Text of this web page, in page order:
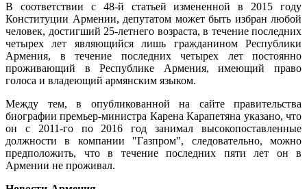
В соответствии с 48-й статьей измененной в 2015 году
Конституции Армении, депутатом может быть избран любой
человек, достигший 25-летнего возраста, в течение последних
четырех лет являющийся лишь гражданином Республики
Армения, в течение последних четырех лет постоянно
проживающий в Республике Армения, имеющий право
голоса и владеющий армянским языком.
Между тем, в опубликованной на сайте правительства
биографии премьер-министра Карена Карапетяна указано, что
он с 2011-го по 2016 год занимал высокопоставленные
должности в компании "Газпром", следовательно, можно
предположить, что в течение последних пяти лет он в
Армении не проживал.